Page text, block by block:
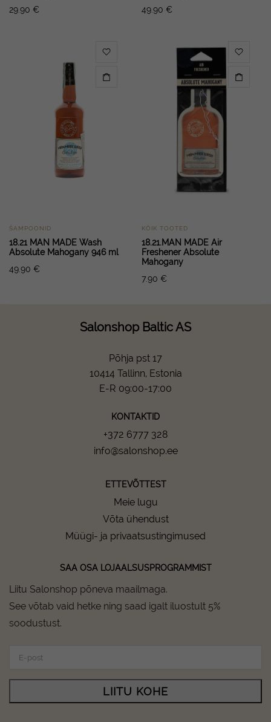
29.90 €
49.90 €
ŠAMPOONID
18.21 MAN MADE Wash
Absolute Mahogany 946 ml
49.90 €
KÕIK TOOTED
18.21.MAN MADE Air
Freshener Absolute
Mahogany
7.90 €
Salonshop Baltic AS
Põhja pst 17
10414 Tallinn, Estonia
E-R 09:00-17:00
KONTAKTID
+372 6777 328
info@salonshop.ee
ETTEVÕTTEST
Meie lugu
Võta ühendust
Müügi- ja privaatsustingimused
SAA OSA LOJAALSUSPROGRAMMIST
Liitu Salonshop põneva maailmaga.
See võtab vaid hetke ning saad igalt iluostult 5%
soodustust.
LIITU KOHE